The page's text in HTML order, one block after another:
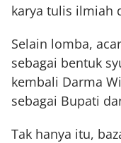
karya tulis ilmiah
Selain lomba,
sebagai bentuk
kembali Darma
sebagai Bupati
Tak hanya itu,